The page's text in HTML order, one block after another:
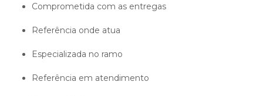
comprometida com as entregas
referência onde atua
especializada no ramo
referência em atendimento